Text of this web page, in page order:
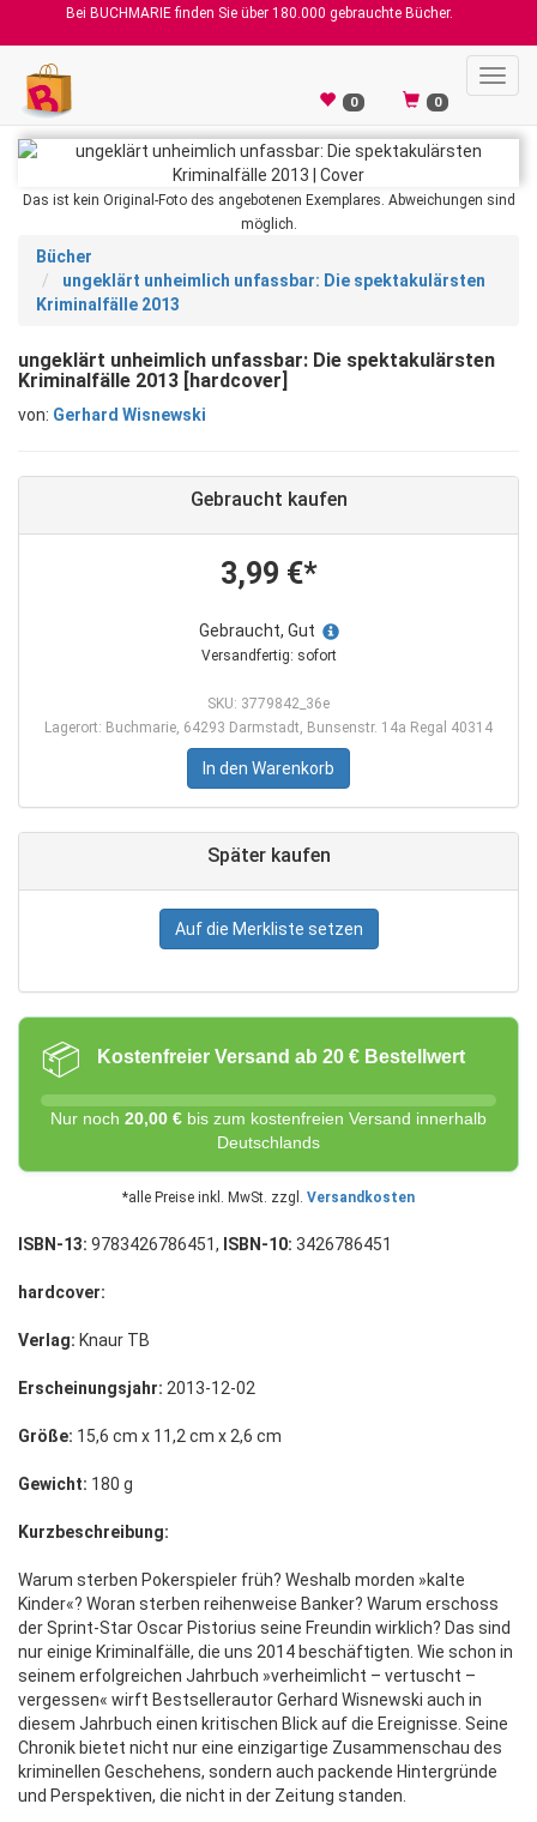
Bei BUCHMARIE finden Sie über 180.000 gebrauchte Bücher.
0 0
Das ist kein Original-Foto des angebotenen Exemplares. Abweichungen sind
möglich.
Bücher
ungeklärt unheimlich unfassbar: Die spektakulärsten
Kriminalfälle 2013
ungeklärt unheimlich unfassbar: Die spektakulärsten
Kriminalfälle 2013 [hardcover]
von: Gerhard Wisnewski
Gebraucht kaufen
3,99 €*
Gebraucht, Gut
Versandfertig: sofort
SKU: 3779842_36e
Lagerort: Buchmarie, 64293 Darmstadt, Bunsenstr. 14a Regal 40314
In den Warenkorb
Später kaufen
Auf die Merkliste setzen
📦 Kostenfreier Versand ab 20 € Bestellwert
Nur noch 20,00 € bis zum kostenfreien Versand innerhalb
Deutschlands
*alle Preise inkl. MwSt. zzgl. Versandkosten
ISBN-13: 9783426786451, ISBN-10: 3426786451
hardcover:
Verlag: Knaur TB
Erscheinungsjahr: 2013-12-02
Größe: 15,6 cm x 11,2 cm x 2,6 cm
Gewicht: 180 g
Kurzbeschreibung:
Warum sterben Pokerspieler früh? Weshalb morden »kalte
Kinder«? Woran sterben reihenweise Banker? Warum erschoss
der Sprint-Star Oscar Pistorius seine Freundin wirklich? Das sind
nur einige Kriminalfälle, die uns 2014 beschäftigten. Wie schon in
seinem erfolgreichen Jahrbuch »verheimlicht – vertuscht –
vergessen« wirft Bestsellerautor Gerhard Wisnewski auch in
diesem Jahrbuch einen kritischen Blick auf die Ereignisse. Seine
Chronik bietet nicht nur eine einzigartige Zusammenschau des
kriminellen Geschehens, sondern auch packende Hintergründe
und Perspektiven, die nicht in der Zeitung standen.